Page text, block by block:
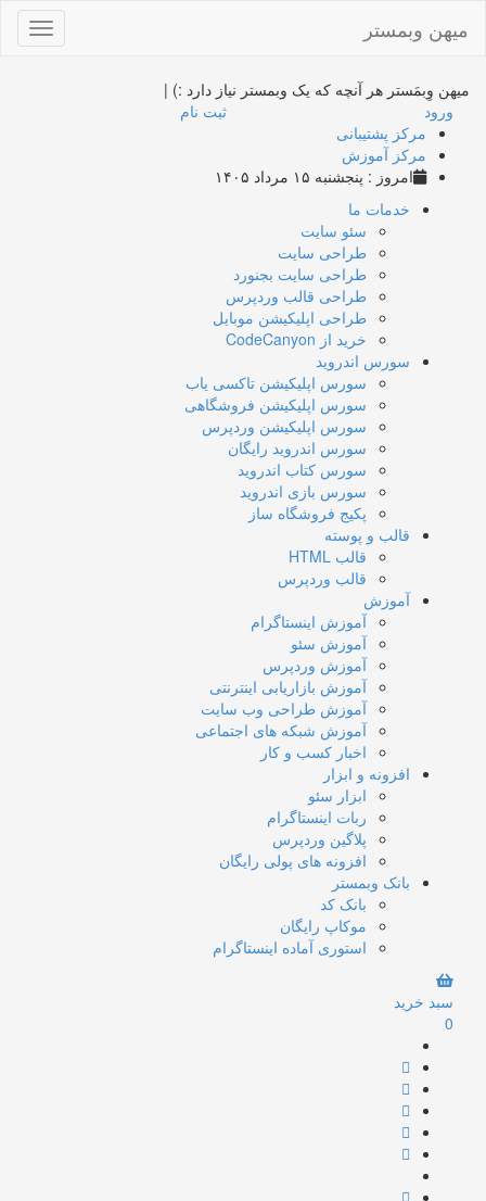
میهن وبمستر
میهن وِبمَستر هر آنچه که یک وبمستر نیاز دارد :) |
ورود
ثبت نام
مرکز پشتیبانی
مرکز آموزش
امروز : پنجشنبه ۱۵ مرداد ۱۴۰۵
خدمات ما
سئو سایت
طراحی سایت
طراحی سایت بجنورد
طراحی قالب وردپرس
طراحی اپلیکیشن موبایل
خرید از CodeCanyon
سورس اندروید
سورس اپلیکیشن تاکسی یاب
سورس اپلیکیشن فروشگاهی
سورس اپلیکیشن وردپرس
سورس اندروید رایگان
سورس کتاب اندروید
سورس بازی اندروید
پکیج فروشگاه ساز
قالب و پوسته
قالب HTML
قالب وردپرس
آموزش
آموزش اینستاگرام
آموزش سئو
آموزش وردپرس
آموزش بازاریابی اینترنتی
آموزش طراحی وب سایت
آموزش شبکه های اجتماعی
اخبار کسب و کار
افزونه و ابزار
ابزار سئو
ربات اینستاگرام
پلاگین وردپرس
افزونه های پولی رایگان
بانک وبمستر
بانک کد
موکاپ رایگان
استوری آماده اینستاگرام
سبد خرید
0